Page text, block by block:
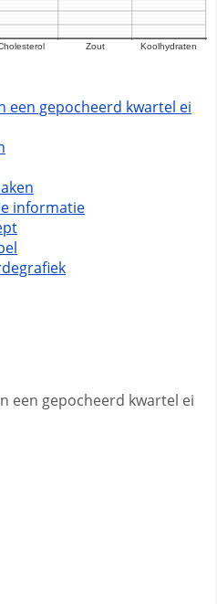
een gepocheerd kwartel ei
informatie
een gepocheerd kwartel ei